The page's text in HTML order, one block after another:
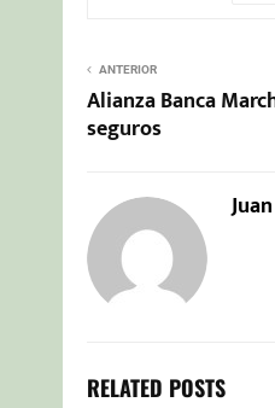
ANTERIOR
Alianza Banca
seguros
RELATED POSTS